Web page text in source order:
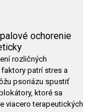
ochorenie
rozličných
patrí stres a
psoriázu spustiť
ktoré sa
viacero terapeutických